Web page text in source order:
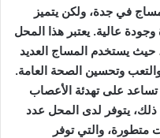
في جدة، ولكن يتميز
عالية. يعتبر هذا المحل
حيث يستخدم المساج العديد
وتحسين الصحة العامة.
تساعد على تهدئة الأعصاب
ذلك، يتوفر لدى المحل عدد
والتي توفر